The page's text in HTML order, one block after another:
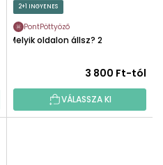
2+1 INGYENES
PontPöttyöző
Melyik oldalon állsz? 2
3 800 Ft-tól
VÁLASSZA KI